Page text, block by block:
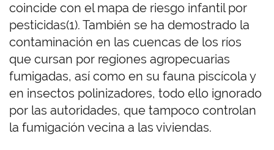
coincide con el mapa de riesgo infantil por
pesticidas(1). También se ha demostrado la
contaminación en las cuencas de los ríos
que cursan por regiones agropecuarias
fumigadas, así como en su fauna piscícola y
en insectos polinizadores, todo ello ignorado
por las autoridades, que tampoco controlan
la fumigación vecina a las viviendas.